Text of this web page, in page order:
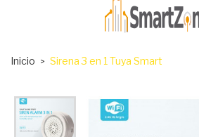
Inicio Sirena 3 en 1 Tuya Smart